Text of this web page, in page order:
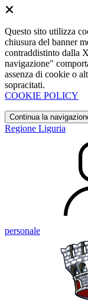
Questo sito utilizza
chiusura del banner
contraddistinto dalla
navigazione"
assenza di cookie o
sopracitati.
COOKIE POLICY
Continua la
Regione Liguria
personale